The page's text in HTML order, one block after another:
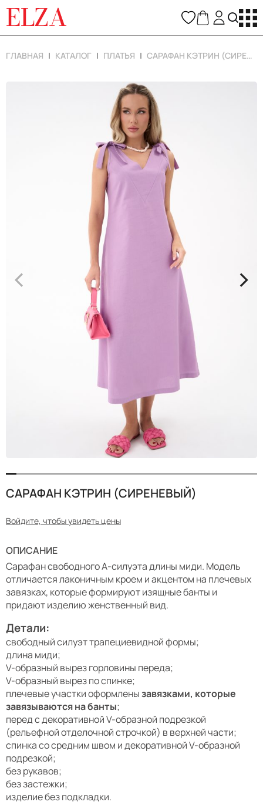
ELZA
ГЛАВНАЯ КАТАЛОГ ПЛАТЬЯ САРАФАН КЭТРИН (СИРЕНЕВЫЙ)
< >
САРАФАН КЭТРИН (СИРЕНЕВЫЙ)
Войдите, чтобы увидеть цены
ОПИСАНИЕ
Сарафан свободного А-силуэта длины миди. Модель
отличается лаконичным кроем и акцентом на плечевых
завязках, которые формируют изящные банты и
придают изделию женственный вид.
Детали:
свободный силуэт трапециевидной формы;
длина миди;
V-образный вырез горловины переда;
V-образный вырез по спинке;
плечевые участки оформленызавязками, которые
завязываются на банты;
перед с декоративной V-образной подрезкой
(рельефной отделочной строчкой) в верхней части;
спинка со средним швом и декоративной V-образной
подрезкой;
без рукавов;
без застежки;
изделие без подкладки.